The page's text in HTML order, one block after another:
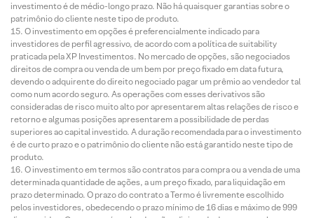
investimento é de médio-longo prazo. Não há quaisquer garantias sobre o
patrimônio do cliente neste tipo de produto.
O investimento em opções é preferencialmente indicado para
investidores de perfil agressivo, de acordo com a política de suitability
praticada pela XP Investimentos. No mercado de opções, são negociados
direitos de compra ou venda de um bem por preço fixado em data futura,
devendo o adquirente do direito negociado pagar um prêmio ao vendedor tal
como num acordo seguro. As operações com esses derivativos são
consideradas de risco muito alto por apresentarem altas relações de risco e
retorno e algumas posições apresentarem a possibilidade de perdas
superiores ao capital investido. A duração recomendada para o investimento
é de curto prazo e o patrimônio do cliente não está garantido neste tipo de
produto.
O investimento em termos são contratos para compra ou a venda de uma
determinada quantidade de ações, a um preço fixado, para liquidação em
prazo determinado. O prazo do contrato a Termo é livremente escolhido
pelos investidores, obedecendo o prazo mínimo de 16 dias e máximo de 999